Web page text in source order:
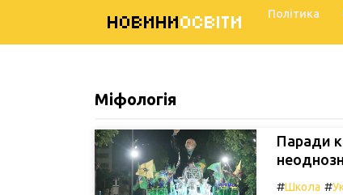
НОВИНИОСВІТИ Політика
Міфологія
Паради
#Школа #